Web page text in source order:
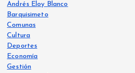
Andrés Eloy Blanco
Barquisimeto
Comunas
Cultura
Deportes
Economía
Gestión